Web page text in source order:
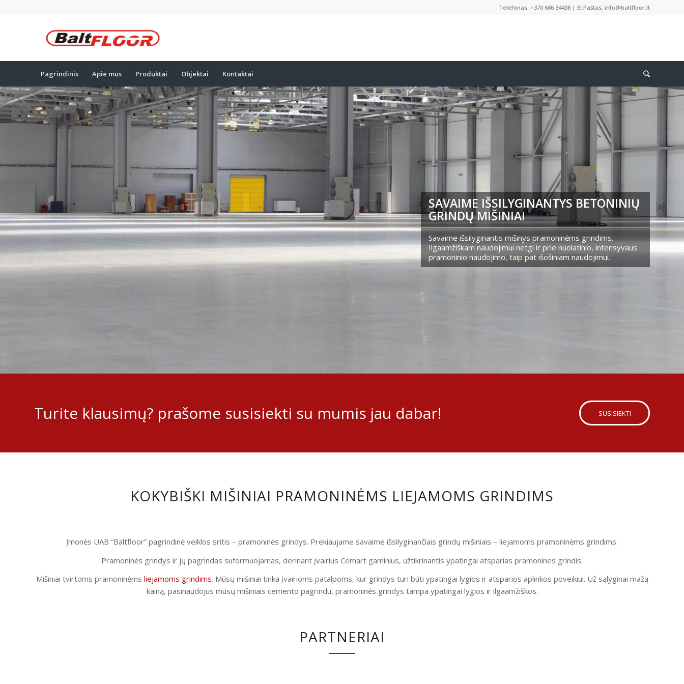
Telefonas: +370 686 34438 | El.Paštas: info@baltfloor.lt
Pagrindinis Apie mus Produktai Objektai Kontaktai
SAVAIME IŠSILYGINANTYS BETONINIŲ
GRINDŲ MIŠINIAI
Savaime išsilyginantis mišinys pramoninėms grindims.
Ilgaamžiškam naudojimui netgi ir prie nuolatinio, intensyvaus
pramoninio naudojimo, taip pat išošiniam naudojimui.
Turite klausimų? prašome susisiekti su mumis jau dabar! SUSISIEKTI
KOKYBIŠKI MIŠINIAI PRAMONINĖMS LIEJAMOMS GRINDIMS
Įmonės UAB “Baltfloor” pagrindinė veiklos sritis – pramoninės grindys. Prekiaujame savaime išsilyginančiais grindų mišiniais – liejamoms pramoninėms grindims.
Pramoninės grindys ir jų pagrindas suformuojamas, derinant įvairius Cemart gaminius, užtikrinantis ypatingai atsparias pramonines grindis.
Mišiniai tvirtoms pramoninėms liejamoms grindims. Mūsų mišiniai tinka įvairioms patalpoms, kur grindys turi būti ypatingai lygios ir atsparios aplinkos poveikiui. Už sąlyginai mažą
kainą, pasinaudojus mūsų mišiniais cemento pagrindu, pramoninės grindys tampa ypatingai lygios ir ilgaamžiškos.
PARTNERIAI